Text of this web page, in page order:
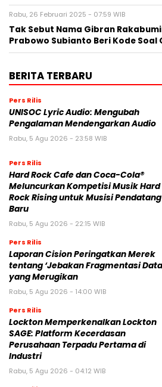
Rabu, 26 Februari 2025 - 07:59 WIB
Tak Sebut Nama Gibran
Prabowo Subianto Beri Kode Soal
BERITA TERBARU
Pers Rilis
UNISOC Lyric Audio: Mengubah
Pengalaman Mendengarkan Audio
Rabu, 5 Agu 2026 - 23:58 WIB
Pers Rilis
Hard Rock Cafe dan Coca-Cola®
Meluncurkan Kompetisi Musik Hard
Rock Rising untuk Musisi Pendatang
Baru
Rabu, 5 Agu 2026 - 22:15 WIB
Pers Rilis
Laporan Cision Peringatkan Merek
tentang ‘Jebakan Fragmentasi
yang Merugikan
Rabu, 5 Agu 2026 - 14:00 WIB
Pers Rilis
Lockton Memperkenalkan Lockton
SAGE: Platform Kecerdasan
Perusahaan Terpadu Pertama di
Industri
Rabu, 5 Agu 2026 - 04:12 WIB